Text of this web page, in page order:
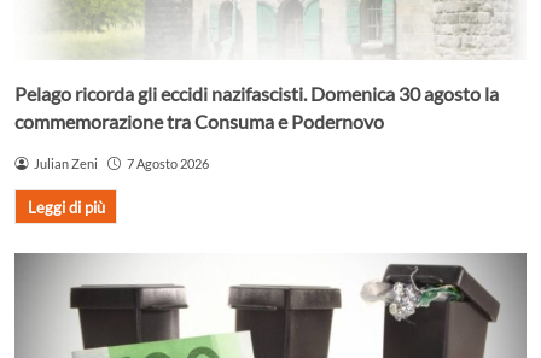
Pelago ricorda gli eccidi nazifascisti. Domenica 30 agosto la
commemorazione tra Consuma e Podernovo
Julian Zeni 7 Agosto 2026
Leggi di più